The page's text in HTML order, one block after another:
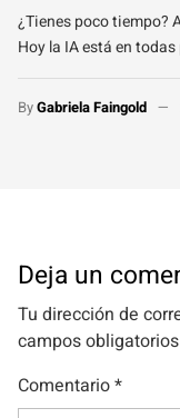
¿Tienes poco tiempo?
Hoy la IA está en
ByGabriela Faingold
Deja un
Tu dirección de
campos
Comentario*